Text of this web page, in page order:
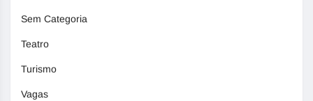
Sem Categoria
Teatro
Turismo
Vagas